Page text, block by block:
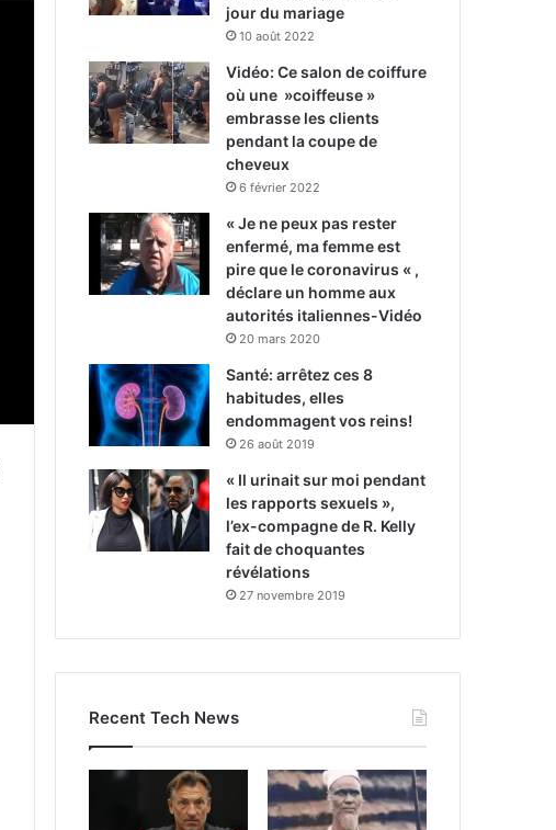
jour du mariage
10 août 2022
Vidéo: Ce salon de coiffure
où une »coiffeuse »
embrasse les clients
pendant la coupe de
cheveux
6 février 2022
« Je ne peux pas rester
enfermé, ma femme est
pire que le coronavirus « ,
déclare un homme aux
autorités italiennes-Vidéo
20 mars 2020
Santé: arrêtez ces 8
habitudes, elles
endommagent vos reins!
26 août 2019
« Il urinait sur moi pendant
les rapports sexuels »,
l’ex-compagne de R. Kelly
fait de choquantes
révélations
27 novembre 2019
Recent Tech News